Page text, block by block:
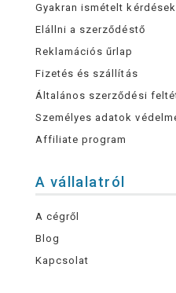
Gyakran ismételt kérdések
Elállni a szerződéstő
Reklamációs űrlap
Fizetés és szállítás
Általános szerződési
Személyes adatok
Affiliate program
A vállalatról
A cégről
Blog
Kapcsolat